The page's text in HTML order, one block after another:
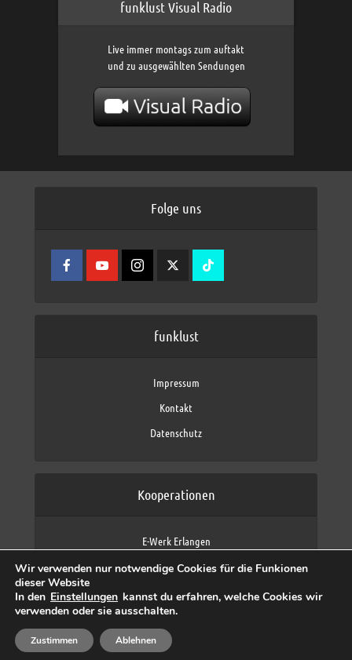
funklust Visual Radio
Live immer montags zum auftakt
und zu ausgewählten Sendungen
Folge uns
funklust
Impressum
Kontakt
Datenschutz
Kooperationen
E-Werk Erlangen
Fraunhofer IIS
max neo (AFK max)
Copyright © 2026 by funklust, FAU
Wir verwenden nur notwendige Cookies für die Funkionen
dieser Website
In den Einstellungen kannst du erfahren, welche Cookies wir
verwenden oder sie ausschalten.
Zustimmen Ablehnen